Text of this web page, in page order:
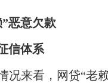
”恶意欠款
信体系
况来看，网贷“老